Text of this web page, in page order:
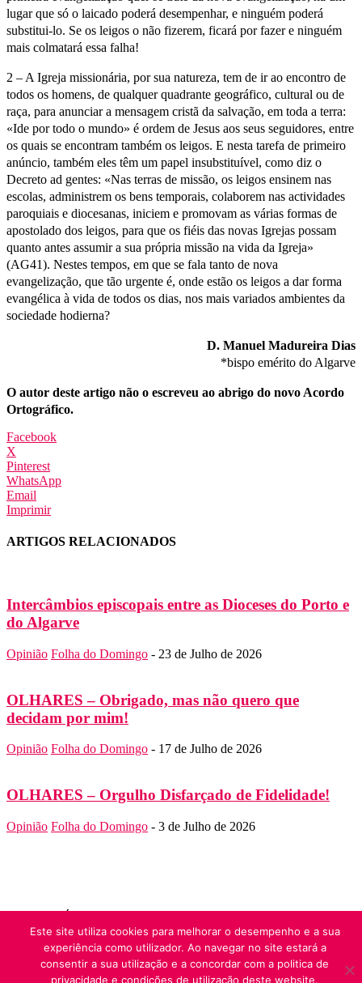
lugar que só o laicado poderá desempenhar, e ninguém poderá
substitui-lo. Se os leigos o não fizerem, ficará por fazer e ninguém
mais colmatará essa falha!
2 – A Igreja missionária, por sua natureza, tem de ir ao encontro de
todos os homens, de qualquer quadrante geográfico, cultural ou de
raça, para anunciar a mensagem cristã da salvação, em toda a terra:
«Ide por todo o mundo» é ordem de Jesus aos seus seguidores, entre
os quais se encontram também os leigos. E nesta tarefa de primeiro
anúncio, também eles têm um papel insubstituível, como diz o
Decreto ad gentes: «Nas terras de missão, os leigos ensinem nas
escolas, administrem os bens temporais, colaborem nas actividades
paroquiais e diocesanas, iniciem e promovam as várias formas de
apostolado dos leigos, para que os fiéis das novas Igrejas possam
quanto antes assumir a sua própria missão na vida da Igreja»
(AG41). Nestes tempos, em que se fala tanto de nova
evangelização, que tão urgente é, onde estão os leigos a dar forma
evangélica à vida de todos os dias, nos mais variados ambientes da
sociedade hodierna?
D. Manuel Madureira Dias
*bispo emérito do Algarve
O autor deste artigo não o escreveu ao abrigo do novo Acordo
Ortográfico.
Facebook
X
Pinterest
WhatsApp
Email
Imprimir
ARTIGOS RELACIONADOS
Intercâmbios episcopais entre as Dioceses do Porto e
do Algarve
Opinião Folha do Domingo - 23 de Julho de 2026
OLHARES – Obrigado, mas não quero que
decidam por mim!
Opinião Folha do Domingo - 17 de Julho de 2026
OLHARES – Orgulho Disfarçado de Fidelidade!
Opinião Folha do Domingo - 3 de Julho de 2026
Folha do Domingo
Contato:folha.domingo@diocese-algarve.pt
SIGA-NOS
© Folha do Domingo 2026, todos os direitos reservados.
Este site utiliza cookies para melhorar o desempenho e a sua
experiência como utilizador. Ao navegar no site estará a
consentir a sua utilização e a concordar com a politica de
privacidade e condições de utilização deste website.